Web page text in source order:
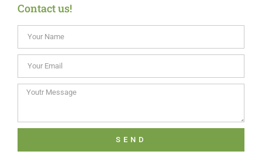
Contact us!
SEND